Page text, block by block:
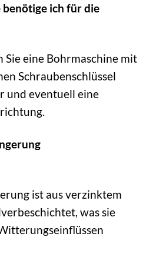
benötige ich für die
Sie eine Bohrmaschine mit
Schraubenschlüssel
und eventuell eine
ist aus verzinktem
was sie